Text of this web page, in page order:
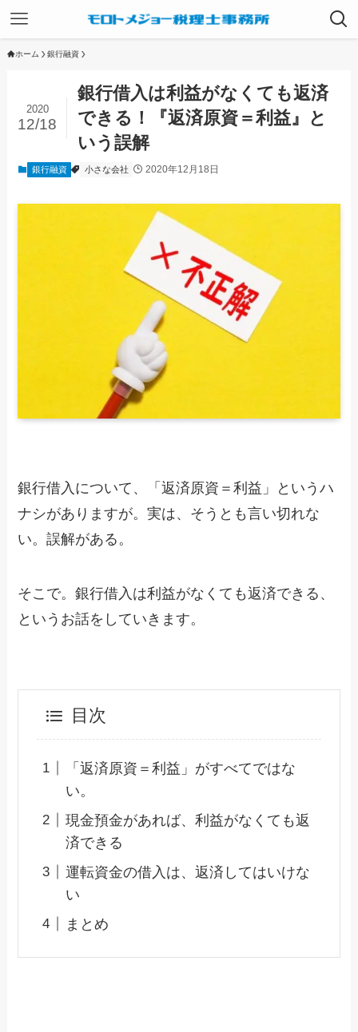
ホーム 銀行融資
銀行借入は利益がなくても返済
できる！『返済原資＝利益』と
いう誤解
2020
12/18
銀行融資 小さな会社 2020年12月18日
銀行借入について、「返済原資＝利益」というハ
ナシがありますが。実は、そうとも言い切れな
い。誤解がある。
そこで。銀行借入は利益がなくても返済できる、
というお話をしていきます。
目次
「返済原資＝利益」がすべてではな
い。
現金預金があれば、利益がなくても返
済できる
運転資金の借入は、返済してはいけな
い
まとめ